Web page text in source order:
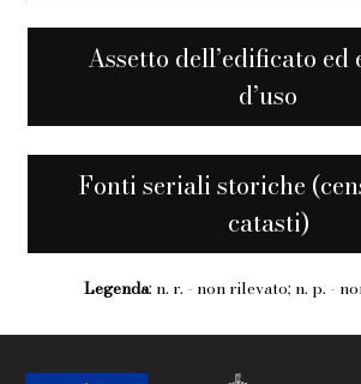
Assetto dell’edificato ed
d’uso
Fonti seriali storiche
catasti)
Legenda: n. r. - non rilevato; n. p. -